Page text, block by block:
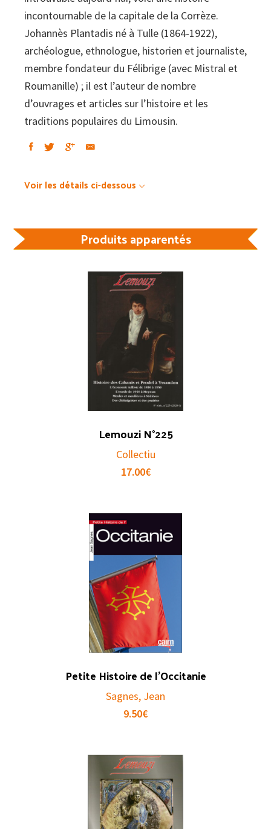
incontournable de la capitale de la Corrèze.
Johannès Plantadis né à Tulle (1864-1922),
archéologue, ethnologue, historien et journaliste,
membre fondateur du Félibrige (avec Mistral et
Roumanille) ; il est l’auteur de nombre
d’ouvrages et articles sur l’histoire et les
traditions populaires du Limousin.
Voir les détails ci-dessous
Produits apparentés
Lemouzi N°225
Collectiu
17.00€
Petite Histoire de l’Occitanie
Sagnes, Jean
9.50€